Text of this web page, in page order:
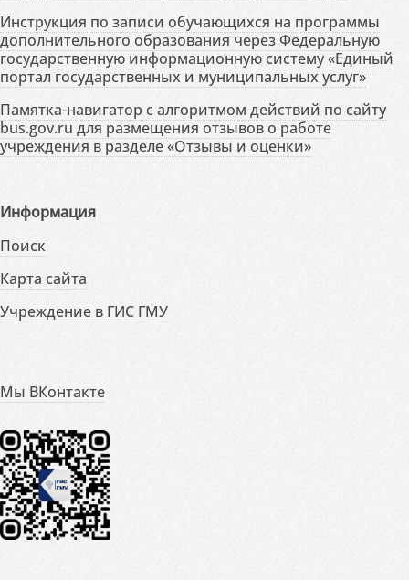
Инструкция по записи обучающихся на программы
дополнительного образования через Федеральную
государственную информационную систему «Единый
портал государственных и муниципальных услуг»
Памятка-навигатор с алгоритмом действий по сайту
bus.gov.ru для размещения отзывов о работе
учреждения в разделе «Отзывы и оценки»
Информация
Поиск
Карта сайта
Учреждение в ГИС ГМУ
Мы ВКонтакте